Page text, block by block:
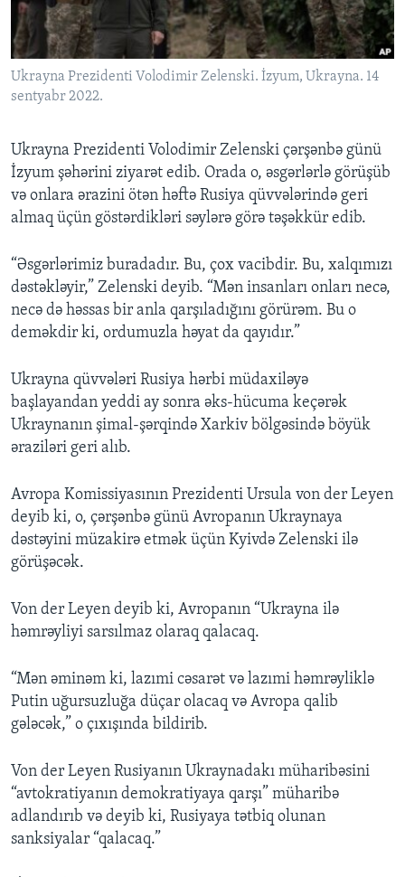
BIZI IZLƏYIN
Ukrayna Prezidenti Volodimir Zelenski. İzyum, Ukrayna. 14
sentyabr 2022.
Ukrayna Prezidenti Volodimir Zelenski çərşənbə günü
İzyum şəhərini ziyarət edib. Orada o, əsgərlərlə görüşüb
və onlara ərazini ötən həftə Rusiya qüvvələrində geri
almaq üçün göstərdikləri səylərə görə təşəkkür edib.
“Əsgərlərimiz buradadır. Bu, çox vacibdir. Bu, xalqımızı
dəstəkləyir,” Zelenski deyib. “Mən insanları onları necə,
necə də həssas bir anla qarşıladığını görürəm. Bu o
deməkdir ki, ordumuzla həyat da qayıdır.”
Ukrayna qüvvələri Rusiya hərbi müdaxiləyə
başlayandan yeddi ay sonra əks-hücuma keçərək
Ukraynanın şimal-şərqində Xarkiv bölgəsində böyük
əraziləri geri alıb.
Avropa Komissiyasının Prezidenti Ursula von der Leyen
deyib ki, o, çərşənbə günü Avropanın Ukraynaya
dəstəyini müzakirə etmək üçün Kyivdə Zelenski ilə
görüşəcək.
Von der Leyen deyib ki, Avropanın “Ukrayna ilə
həmrəyliyi sarsılmaz olaraq qalacaq.
“Mən əminəm ki, lazımi cəsarət və lazımi həmrəyliklə
Putin uğursuzluğa düçar olacaq və Avropa qalib
gələcək,” o çıxışında bildirib.
Von der Leyen Rusiyanın Ukraynadakı müharibəsini
“avtokratiyanın demokratiyaya qarşı” müharibə
adlandırıb və deyib ki, Rusiyaya tətbiq olunan
sanksiyalar “qalacaq.”